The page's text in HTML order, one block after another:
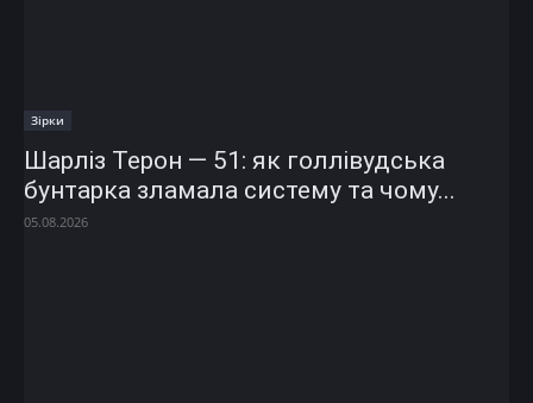
Зірки
Шарліз Терон — 51: як голлівудська
бунтарка зламала систему та чому...
05.08.2026